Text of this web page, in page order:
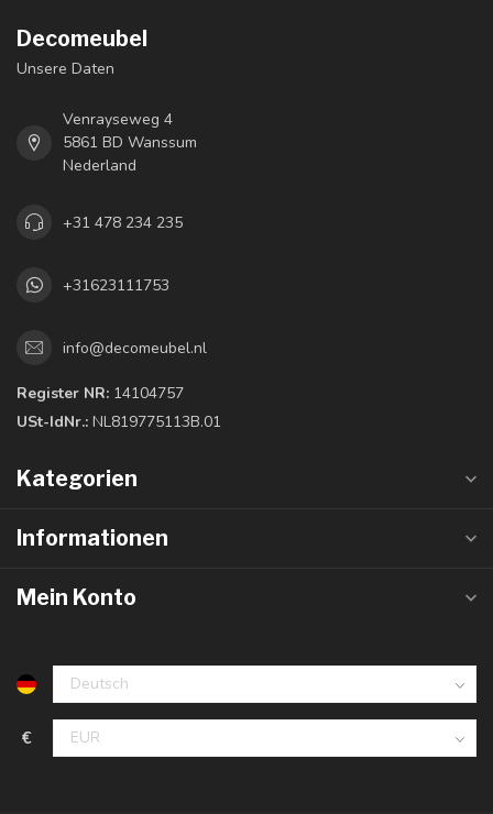
Decomeubel
Unsere Daten
Venrayseweg 4
5861 BD Wanssum
Nederland
+31 478 234 235
+31623111753
info@decomeubel.nl
Register NR: 14104757
USt-IdNr.: NL819775113B.01
Kategorien
Informationen
Mein Konto
€